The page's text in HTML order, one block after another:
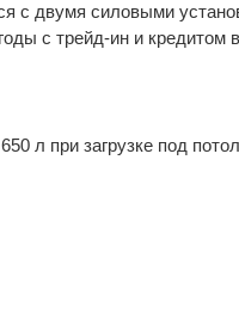
с двумя силовыми
с трейд-ин и кредитом
л при загрузке под